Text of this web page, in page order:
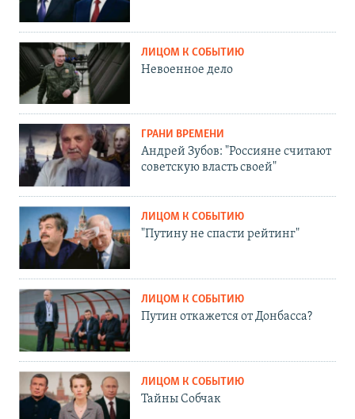
ЛИЦОМ К СОБЫТИЮ
Невоенное дело
ГРАНИ ВРЕМЕНИ
Андрей Зубов: "Россияне считают
советскую власть своей"
ЛИЦОМ К СОБЫТИЮ
"Путину не спасти рейтинг"
ЛИЦОМ К СОБЫТИЮ
Путин откажется от Донбасса?
ЛИЦОМ К СОБЫТИЮ
Тайны Собчак